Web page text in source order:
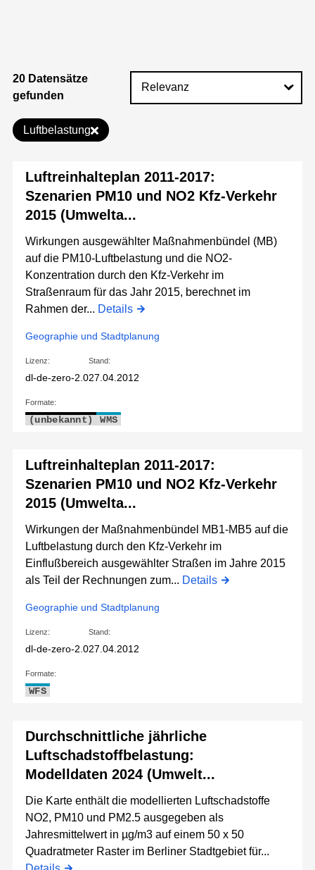
20 Datensätze
gefunden
Luftbelastung
Luftreinhalteplan 2011-2017:
Szenarien PM10 und NO2 Kfz-Verkehr
2015 (Umwelta...
Wirkungen ausgewählter Maßnahmenbündel (MB)
auf die PM10-Luftbelastung und die NO2-
Konzentration durch den Kfz-Verkehr im
Straßenraum für das Jahr 2015, berechnet im
Rahmen der... Details
Geographie und Stadtplanung
Lizenz:
dl-de-zero-2.0
Stand:
27.04.2012
Formate:
(unbekannt) WMS
Luftreinhalteplan 2011-2017:
Szenarien PM10 und NO2 Kfz-Verkehr
2015 (Umwelta...
Wirkungen der Maßnahmenbündel MB1-MB5 auf die
Luftbelastung durch den Kfz-Verkehr im
Einflußbereich ausgewählter Straßen im Jahre 2015
als Teil der Rechnungen zum... Details
Geographie und Stadtplanung
Lizenz:
dl-de-zero-2.0
Stand:
27.04.2012
Formate:
WFS
Durchschnittliche jährliche
Luftschadstoffbelastung:
Modelldaten 2024 (Umwelt...
Die Karte enthält die modellierten Luftschadstoffe
NO2, PM10 und PM2.5 ausgegeben als
Jahresmittelwert in µg/m3 auf einem 50 x 50
Quadratmeter Raster im Berliner Stadtgebiet für...